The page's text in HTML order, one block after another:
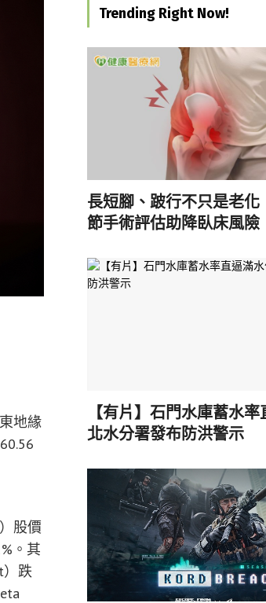
地緣
股價
。其
跌
Trending Right Now!
長短腳、跛行不只是老
節手術評估助降臥床風險
【有片】石門水庫蓄水
北水分署發布防洪警示